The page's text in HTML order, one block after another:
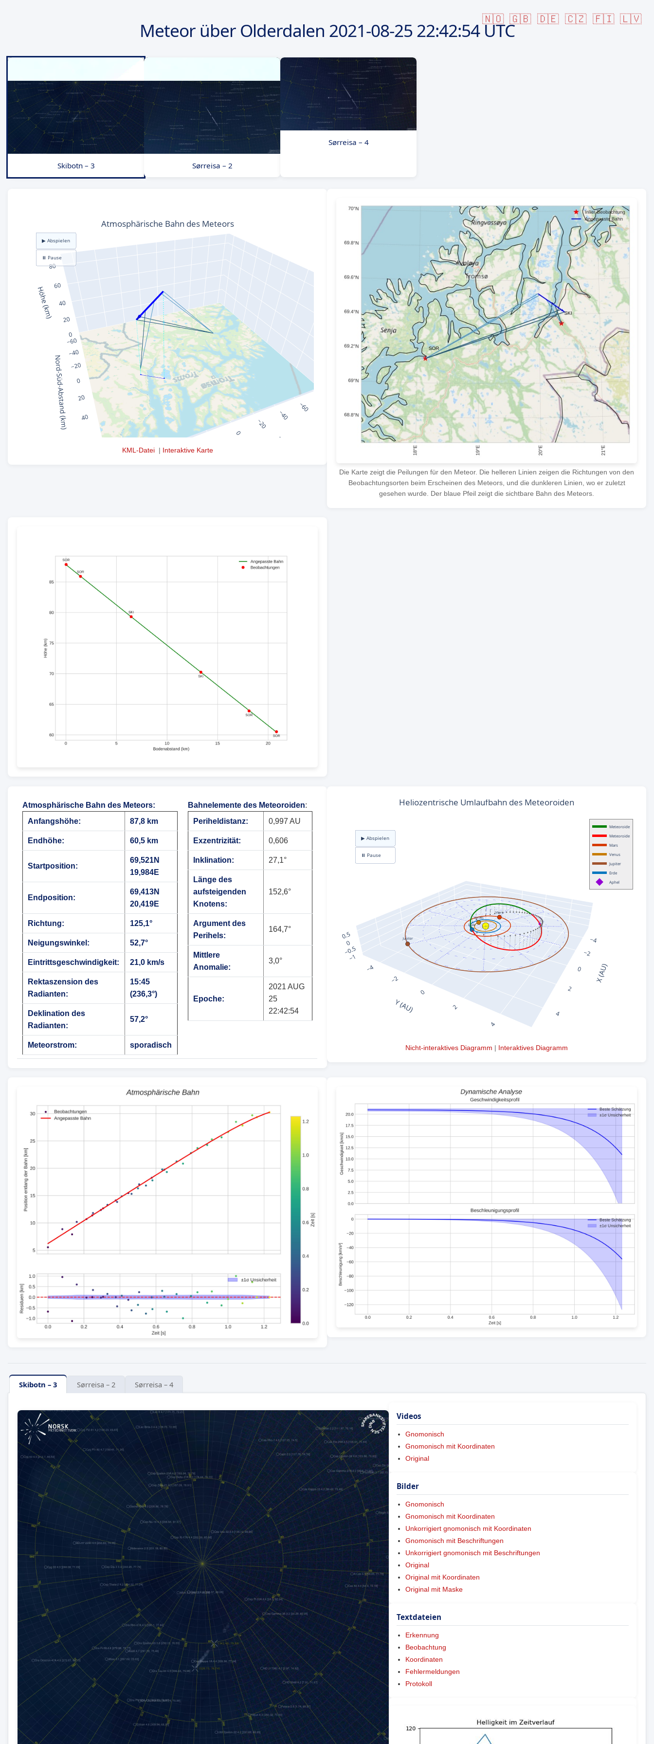
🇳🇴 🇬🇧 🇩🇪 🇨🇿 🇫🇮 🇱🇻
Meteor über Olderdalen 2021-08-25 22:42:54 UTC
Skibotn – 3 Sørreisa – 2
Sørreisa – 4
KML-Datei| Interaktive Karte
Die Karte zeigt die Peilungen für den Meteor. Die helleren Linien zeigen die Richtungen von den
Beobachtungsorten beim Erscheinen des Meteors, und die dunkleren Linien, wo er zuletzt
gesehen wurde. Der blaue Pfeil zeigt die sichtbare Bahn des Meteors.
Atmosphärische Bahn des Meteors:
Anfangshöhe:
87,8 km
Endhöhe: 60,5 km
Startposition:
69,521N
19,984E
Endposition:
69,413N
20,419E
Richtung: 125,1°
Neigungswinkel: 52,7°
Eintrittsgeschwindigkeit: 21,0 km/s
Rektaszension des
Radianten:
15:45
(236,3°)
Deklination des
Radianten:
57,2°
Meteorstrom: sporadisch
Bahnelemente des Meteoroiden:
Periheldistanz:
0,997 AU
Exzentrizität: 0,606
Inklination: 27,1°
Länge des
aufsteigenden
Knotens:
152,6°
Argument des
Perihels:
164,7°
Mittlere
Anomalie:
3,0°
Epoche:
2021 AUG
25
22:42:54
Nicht-interaktives Diagramm | Interaktives Diagramm
Skibotn – 3 Sørreisa – 2 Sørreisa – 4
Videos
Gnomonisch
Gnomonisch mit Koordinaten
Original
Bilder
Gnomonisch
Gnomonisch mit Koordinaten
Unkorrigiert gnomonisch mit Koordinaten
Gnomonisch mit Beschriftungen
Unkorrigiert gnomonisch mit Beschriftungen
Original
Original mit Koordinaten
Original mit Maske
Textdateien
Erkennung
Beobachtung
Koordinaten
Fehlermeldungen
Protokoll